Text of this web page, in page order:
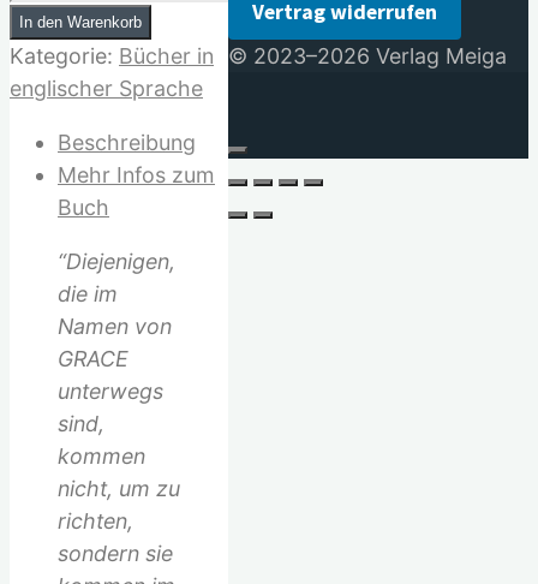
Pilgrimage
for
a
without
War
Menge
In den Warenkorb
Kategorie: Bücher in
englischer Sprache
Beschreibung
Mehr Infos zum
Buch
“Diejenigen,
die im
Namen von
GRACE
unterwegs
sind,
kommen
nicht, um zu
richten,
sondern sie
Vertrag widerrufen
© 2023–2026 Verlag Meiga